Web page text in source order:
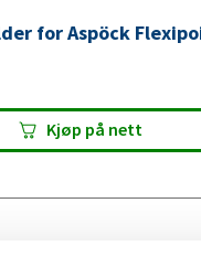
for Aspöck
Kjøp på nett